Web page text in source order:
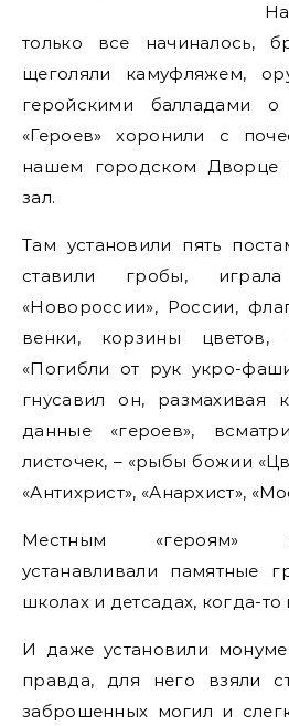
только все начиналось,
щеголяли камуфляжем,
геройскими балладами о
«Героев» хоронили с
нашем городском Дворце
зал.
Там установили пять
ставили гробы,
«Новороссии», России,
венки, корзины
«Погибли от рук укро-
гнусавил он, размахивая
данные «героев»,
листочек, – «рыбы божии
«Антихрист», «Анархист»,
Местным «героям»
устанавливали памятные
школах и детсадах, когда-
И даже установили
правда, для него взяли
заброшенных могил и